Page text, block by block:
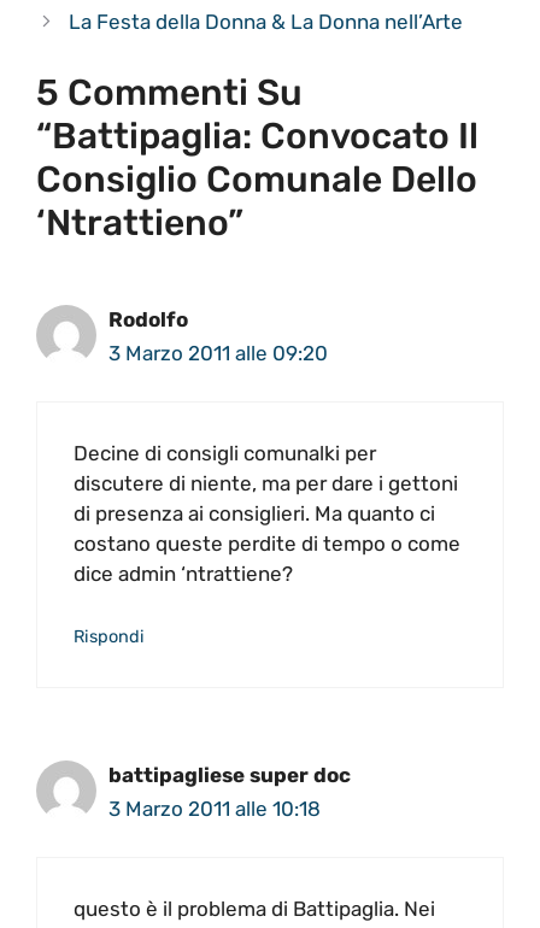
La Festa della Donna & La Donna nell’Arte
5 Commenti Su
“Battipaglia: Convocato Il
Consiglio Comunale Dello
‘ntrattieno”
Rodolfo
3 Marzo 2011 alle 09:20
Decine di consigli comunalki per
discutere di niente, ma per dare i gettoni
di presenza ai consiglieri. Ma quanto ci
costano queste perdite di tempo o come
dice admin ‘ntrattiene?
Rispondi
battipagliese super doc
3 Marzo 2011 alle 10:18
questo è il problema di Battipaglia. Nei